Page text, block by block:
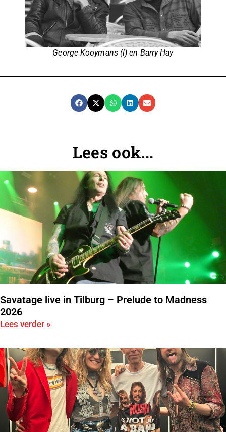
George Kooymans (l) en Barry Hay
Lees ook...
Savatage live in Tilburg – Prelude to Madness
2026
Lees verder »